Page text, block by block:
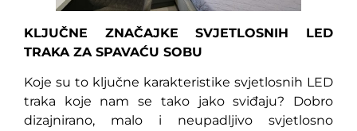
KLJUČNE ZNAČAJKE SVJETLOSNIH LED
TRAKA ZA SPAVAĆU SOBU
Koje su to ključne karakteristike svjetlosnih LED
traka koje nam se tako jako sviđaju? Dobro
dizajnirano, malo i neupadljivo svjetlosno